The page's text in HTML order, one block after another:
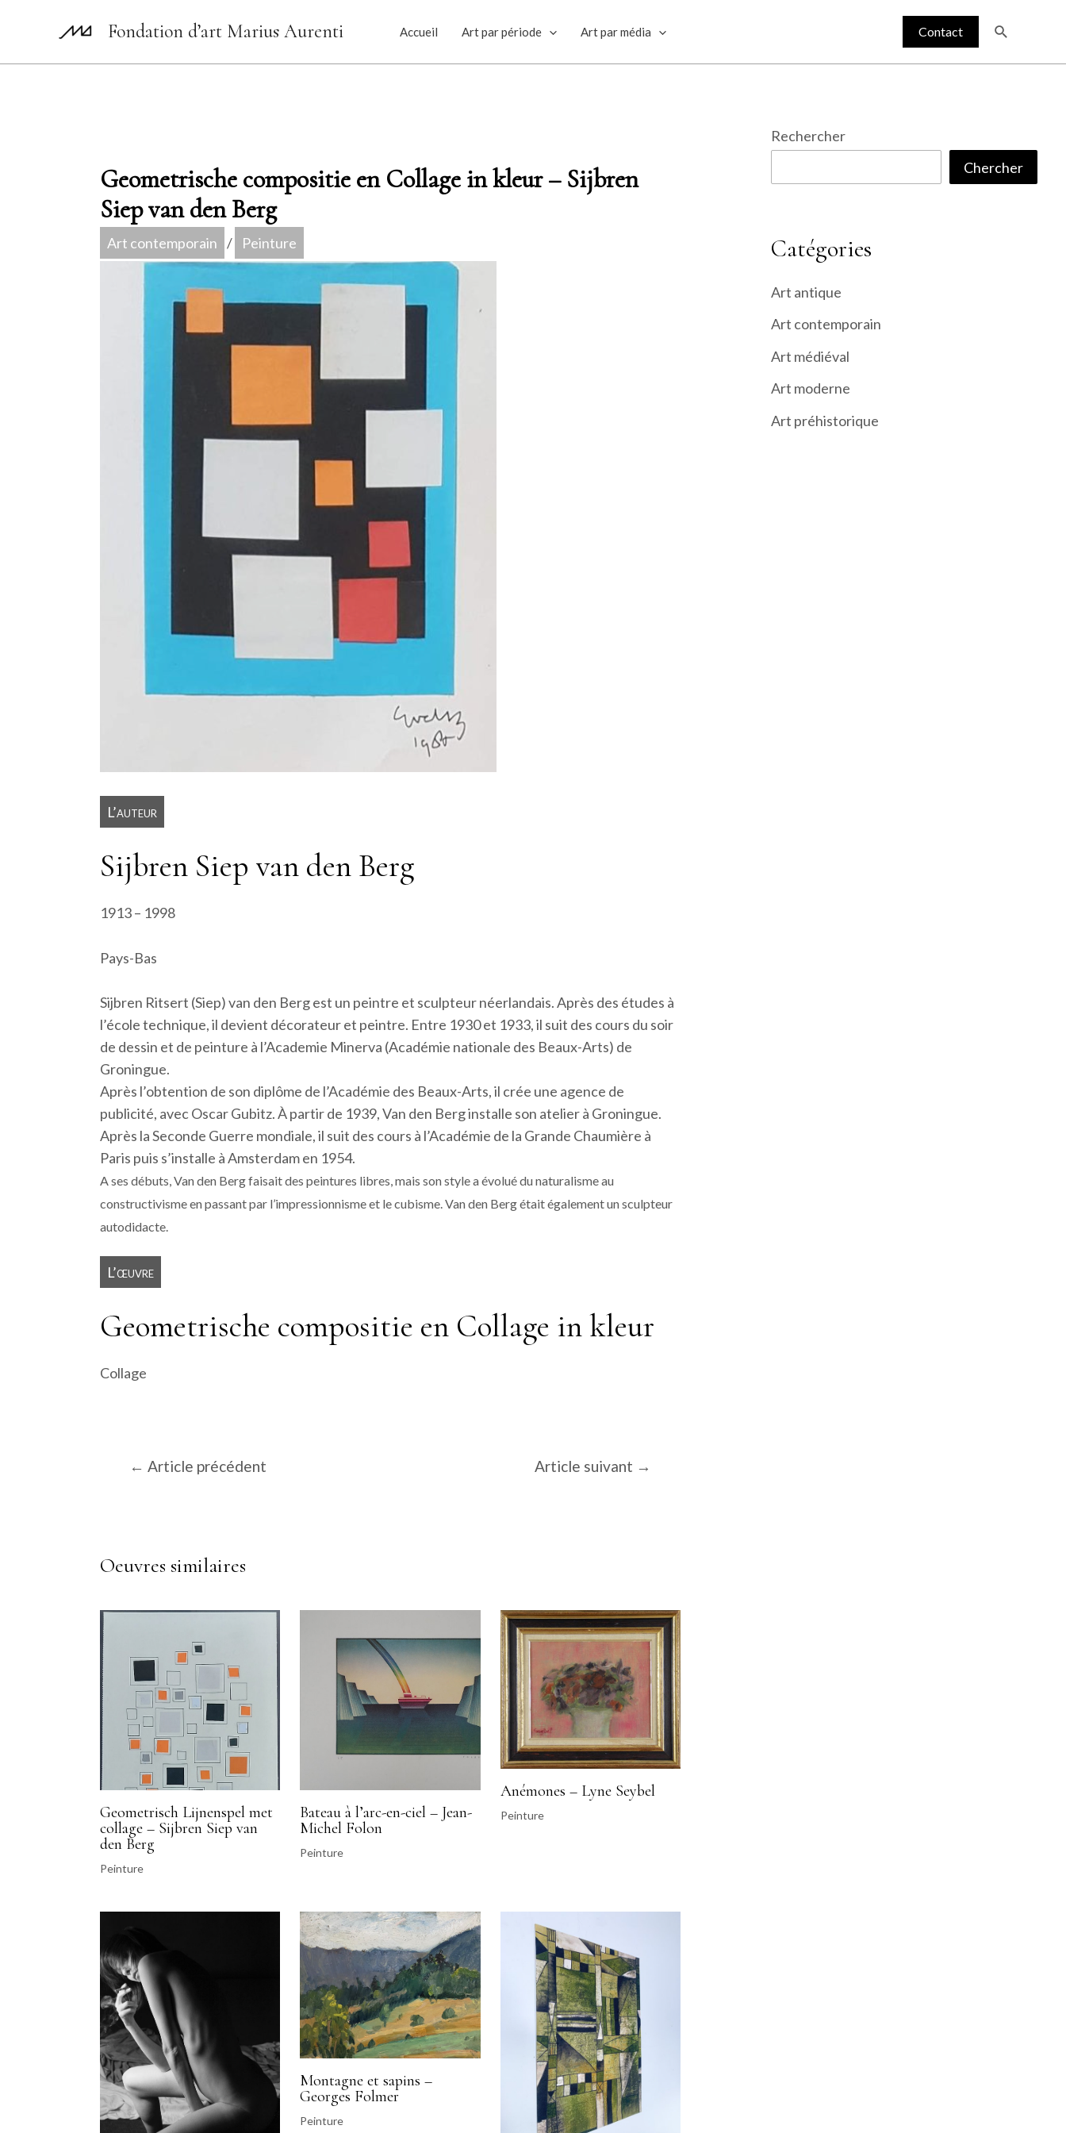
Fondation d’art Marius Aurenti Accueil Art par période Art par média Contact
Geometrische compositie en Collage in kleur – Sijbren
Siep van den Berg
Art contemporain / Peinture
L’auteur
Sijbren Siep van den Berg
1913 – 1998
Pays-Bas
Sijbren Ritsert (Siep) van den Berg est un peintre et sculpteur néerlandais. Après des études à
l’école technique, il devient décorateur et peintre. Entre 1930 et 1933, il suit des cours du soir
de dessin et de peinture à l’Academie Minerva (Académie nationale des Beaux-Arts) de
Groningue.
Après l’obtention de son diplôme de l’Académie des Beaux-Arts, il crée une agence de
publicité, avec Oscar Gubitz. À partir de 1939, Van den Berg installe son atelier à Groningue.
Après la Seconde Guerre mondiale, il suit des cours à l’Académie de la Grande Chaumière à
Paris puis s’installe à Amsterdam en 1954.
A ses débuts, Van den Berg faisait des peintures libres, mais son style a évolué du naturalisme au
constructivisme en passant par l’impressionnisme et le cubisme. Van den Berg était également un sculpteur
autodidacte.
L’œuvre
Geometrische compositie en Collage in kleur
Collage
Navigation
← Article précédent Article suivant →
Oeuvres similaires
Geometrisch Lijnenspel met
collage – Sijbren Siep van
den Berg
Peinture
Bateau à l’arc-en-ciel – Jean-
Michel Folon
Peinture
Anémones – Lyne Seybel
Peinture
Montagne et sapins –
Georges Folmer
Peinture
Rechercher
Chercher
Catégories
Art antique
Art contemporain
Art médiéval
Art moderne
Art préhistorique